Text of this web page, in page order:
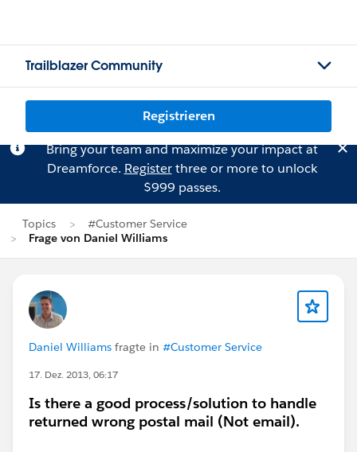
Trailblazer Community
Registrieren
Bring your team and maximize your impact at
Dreamforce. Registerthree or more to unlock
$999 passes.
Topics
#Customer Service
Frage von Daniel Williams
Daniel Williams fragte in #Customer Service
17. Dez. 2013, 06:17
Is there a good process/solution to handle
returned wrong postal mail (Not email).